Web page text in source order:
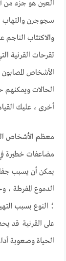
العين هو جزء من
سجوجرن والتهاب
والاكتئاب
تقرحات القرنية
الأشخاص
الحالات ويمكنهم
أخرى ، عليك
معظم الأشخاص
مضاعفات خطيرة
يمكن أن يسبب
الدموع المفرطة ،
؛ النوع بسبب
على القرنية قد
الحياة وصعوبة